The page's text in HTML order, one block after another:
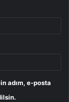
adım, e-posta